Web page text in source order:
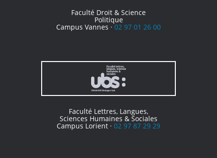
Faculté Droit & Science
Politique
Campus Vannes ·02 97 01 26 00
Faculté Lettres, Langues,
Sciences Humaines & Sociales
Campus Lorient · 02 97 87 29 29